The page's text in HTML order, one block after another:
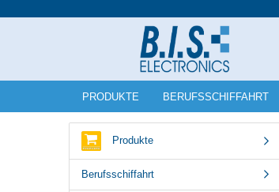
PRODUKTE BERUFSSCHIFFAHRT
Produkte
Berufsschiffahrt